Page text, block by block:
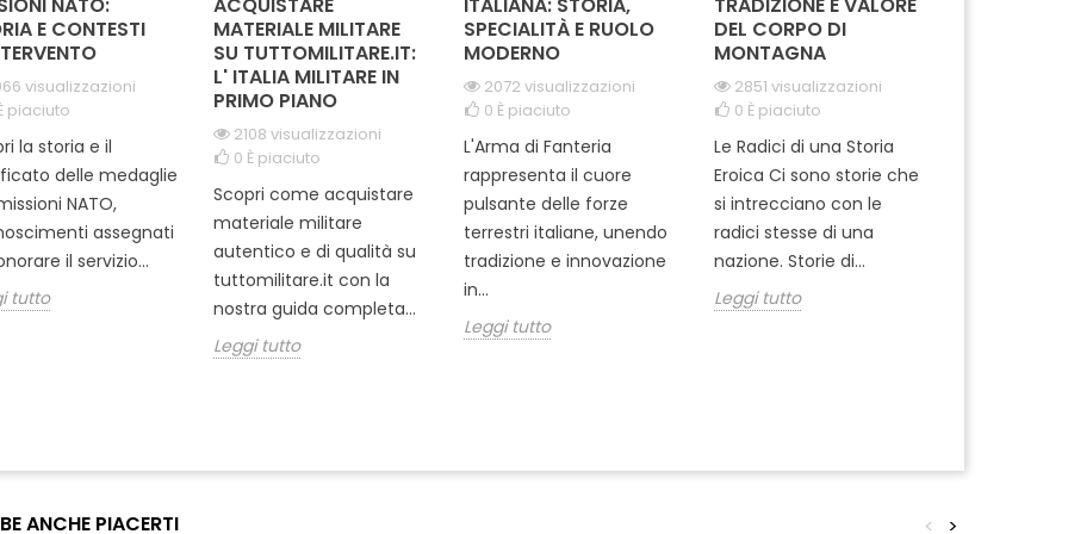
E CONTESTI
visualizzazioni
piaciuto
la storia e il
delle medaglie
NATO,
assegnati
il servizio...
tutto
MATERIALE MILITARE
SU TUTTOMILITARE.IT:
L' ITALIA MILITARE IN
PRIMO PIANO
2108 visualizzazioni
0 È piaciuto
Scopri come acquistare
materiale militare
autentico e di qualità su
tuttomilitare.it con la
nostra guida completa...
Leggi tutto
SPECIALITÀ E RUOLO
MODERNO
2072 visualizzazioni
0 È piaciuto
L'Arma di Fanteria
rappresenta il cuore
pulsante delle forze
terrestri italiane, unendo
tradizione e innovazione
in...
Leggi tutto
DEL CORPO DI
MONTAGNA
2851 visualizzazioni
0 È piaciuto
Le Radici di una Storia
Eroica Ci sono storie che
si intrecciano con le
radici stesse di una
nazione. Storie di...
Leggi tutto
ANCHE PIACERTI >
<